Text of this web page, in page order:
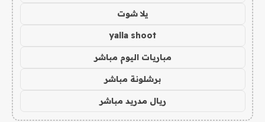
يلا شوت
yalla shoot
مباريات اليوم مباشر
برشلونة مباشر
ريال مدريد مباشر